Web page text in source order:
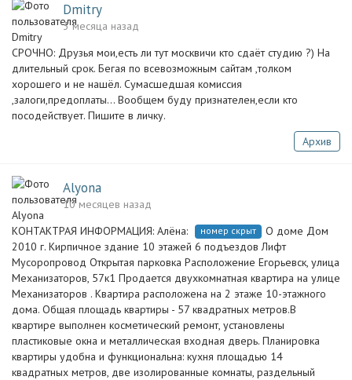
Dmitry
3 месяца назад
СРОЧНО: Друзья мои,есть ли тут москвичи кто сдаёт студию ?) На
длительный срок. Бегая по всевозможным сайтам ,толком
хорошего и не нашёл. Сумасшедшая комиссия
,залоги,предоплаты... Вообщем буду признателен,если кто
посодействует. Пишите в личку.
Архив
Alyona
10 месяцев назад
КОНТАКТРАЯ ИНФОРМАЦИЯ: Алёна:
номер скрыт
О доме Дом
2010 г. Кирпичное здание 10 этажей 6 подъездов Лифт
Мусоропровод Открытая парковка Расположение Егорьевск, улица
Механизаторов, 57к1 Продается двухкомнатная квартира на улице
Механизаторов . Квартира расположена на 2 этаже 10-этажного
дома. Общая площадь квартиры - 57 квадратных метров.В
квартире выполнен косметический ремонт, установлены
пластиковые окна и металлическая входная дверь. Планировка
квартиры удобна и функциональна: кухня площадью 14
квадратных метров, две изолированные комнаты, раздельный